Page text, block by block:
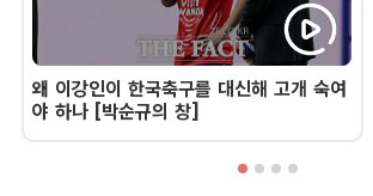
왜 이강인이 한국축구를 대신해 고개 숙여
야 하나 [박순규의 창]